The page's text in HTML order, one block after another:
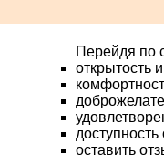
Перейдя по
открытость
оставить